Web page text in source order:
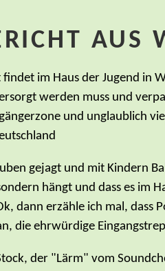
AUS
im Haus der Jugend in
werden muss und
und unglaublich
gejagt und mit Kindern
hängt und dass es im
dann erzähle ich mal, dass
die ehrwürdige
der "Lärm" vom